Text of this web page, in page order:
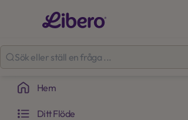
Hem
Ditt Flöde